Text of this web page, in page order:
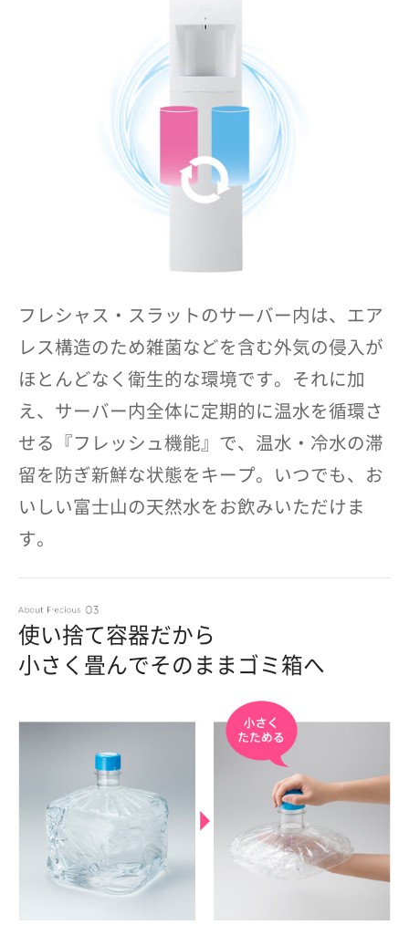
フレシャス・スラットのサーバー内は、エア
レス構造のため雑菌などを含む外気の侵入が
ほとんどなく衛生的な環境です。それに加
え、サーバー内全体に定期的に温水を循環さ
せる『フレッシュ機能』で、温水・冷水の滞
留を防ぎ新鮮な状態をキープ。いつでも、お
いしい富士山の天然水をお飲みいただけま
す。
使い捨て容器だから
小さく畳んでそのままゴミ箱へ